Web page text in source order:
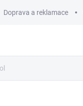
Doprava a reklamace